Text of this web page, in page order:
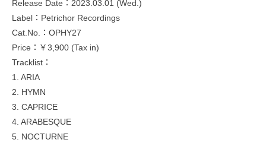
Release Date：2023.03.01 (Wed.)
Label：Petrichor Recordings
Cat.No.：OPHY27
Price：￥3,900 (Tax in)
Tracklist：
1. ARIA
2. HYMN
3. CAPRICE
4. ARABESQUE
5. NOCTURNE